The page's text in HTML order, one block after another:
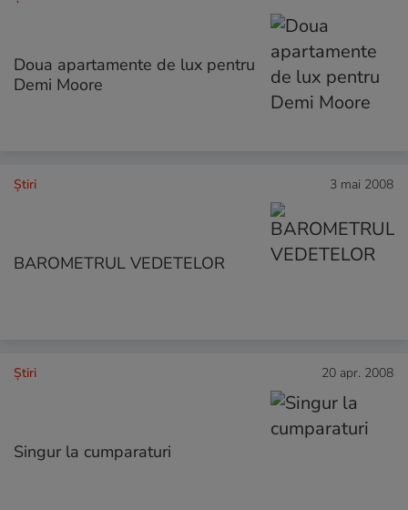
Doua apartamente de lux pentru
Demi Moore
Ştiri 3 mai 2008
BAROMETRUL VEDETELOR
Ştiri 20 apr. 2008
Singur la cumparaturi